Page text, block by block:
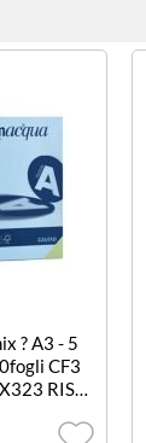
? A3 - 5
CF3
RIS
TENUI 9